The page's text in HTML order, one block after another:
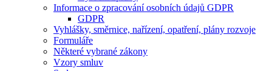
Informace o zpracování osobních údajů GDPR
GDPR
Vyhlášky, směrnice, nařízení, opatření, plány rozvoje
Formuláře
Některé vybrané zákony
Vzory smluv